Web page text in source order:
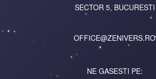
SECTOR 5, BUCURESTI
OFFICE@ZENIVERS.RO
NE GASESTI PE: